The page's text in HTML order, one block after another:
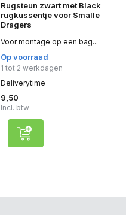
Rugsteun zwart met Black
rugkussentje voor Smalle
Dragers
Voor montage op een bag...
Op voorraad
1 tot 2 werkdagen
Deliverytime
9,50
Incl. btw